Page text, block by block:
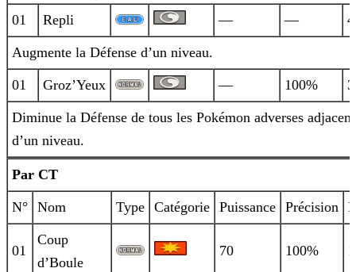
01 Repli — —
Augmente la Défense d’un niveau.
01 Groz’Yeux — 100%
Diminue la Défense de tous les Pokémon adverses
d’un niveau.
Par CT
N° Nom Type Catégorie Puissance Précision
01
Coup
d’Boule
70 100%